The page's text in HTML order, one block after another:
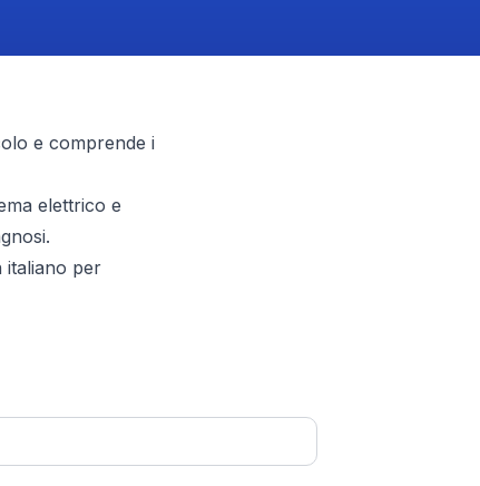
e comprende i
elettrico e
italiano per